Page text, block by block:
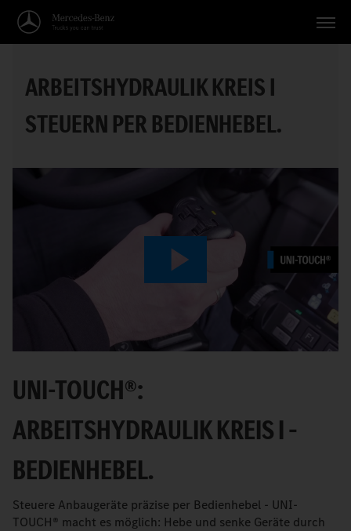
Anwendungen
Themen
Service
ARBEITSHYDRAULIK KREIS I
STEUERN PER BEDIENHEBEL.
Play
Video
UNI-TOUCH®:
ARBEITSHYDRAULIK KREIS I –
BEDIENHEBEL.
Steuere Anbaugeräte präzise per Bedienhebel - UNI-
TOUCH® macht es möglich: Hebe und senke Geräte durch